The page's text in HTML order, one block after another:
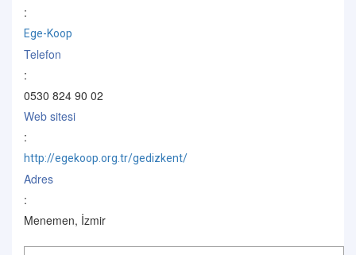
:
Ege-Koop
Telefon
:
0530 824 90 02
Web sitesi
:
http://egekoop.org.tr/gedizkent/
Adres
:
Menemen, İzmir